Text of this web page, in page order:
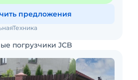
предложения
погрузчики JCB